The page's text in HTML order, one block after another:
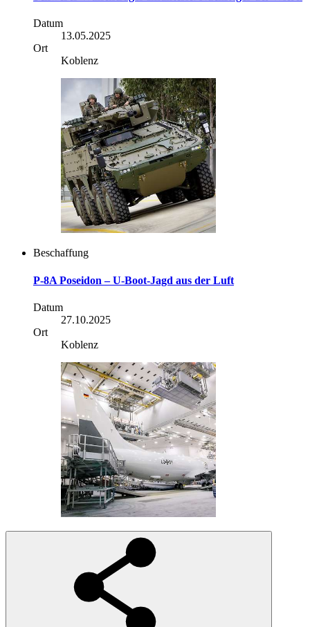
Datum
13.05.2025
Ort
Koblenz
Beschaffung
P-8A Poseidon – U-Boot-Jagd aus der Luft
Datum
27.10.2025
Ort
Koblenz